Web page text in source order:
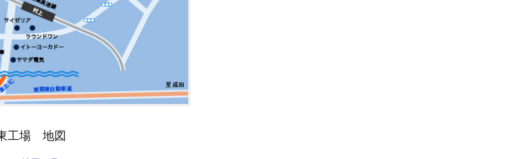
工場 地図